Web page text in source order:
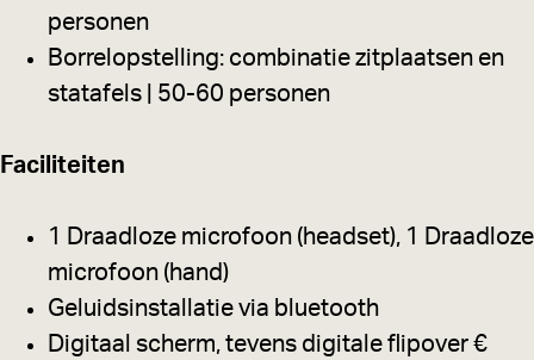
personen
Borrelopstelling: combinatie zitplaatsen en
statafels | 50-60 personen
Faciliteiten
1 Draadloze microfoon (headset), 1 Draadloze
microfoon (hand)
Geluidsinstallatie via bluetooth
Digitaal scherm, tevens digitale flipover €